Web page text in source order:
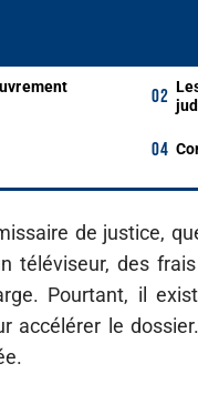
de justice,
téléviseur, des
Pourtant, il
accélérer le